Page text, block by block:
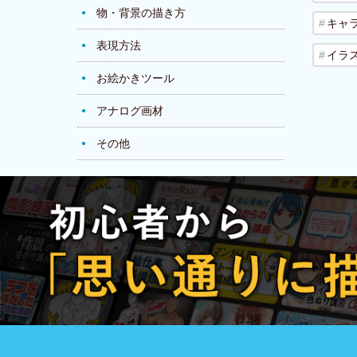
物・背景の描き方
表現方法
お絵かきツール
アナログ画材
その他
キャ
イラ